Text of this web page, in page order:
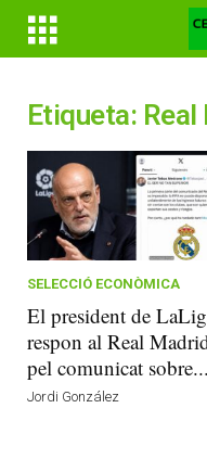
Etiqueta:
SELECCIÓ ECONÒMICA
El president de
respon al Real
pel comunicat sobre...
Jordi González